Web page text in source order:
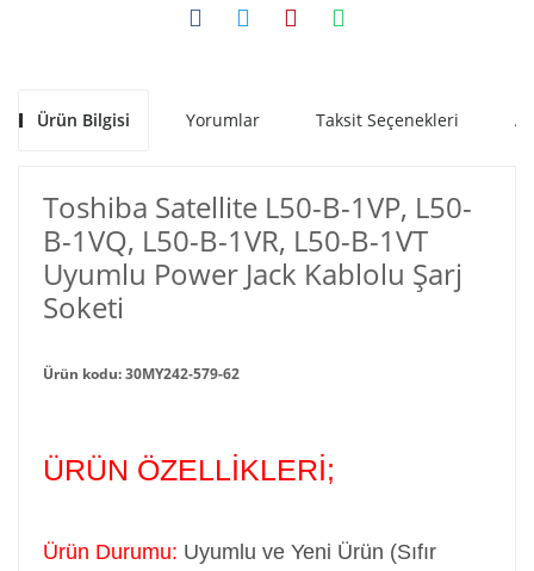
Ürün Bilgisi Yorumlar Taksit Seçenekleri
Toshiba Satellite L50-B-1VP, L50-
B-1VQ, L50-B-1VR, L50-B-1VT
Uyumlu Power Jack Kablolu Şarj
Soketi
Ürün kodu: 30MY242-579-62
ÜRÜN ÖZELLİKLERİ;
Ürün Durumu: Uyumlu ve Yeni Ürün (Sıfır